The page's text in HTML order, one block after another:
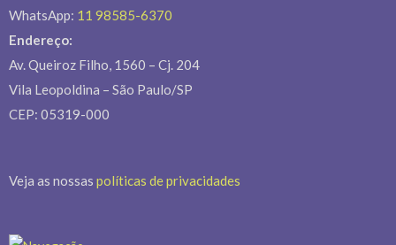
WhatsApp: 11 98585-6370
Endereço:
Av. Queiroz Filho, 1560 – Cj. 204
Vila Leopoldina – São Paulo/SP
CEP: 05319-000
Veja as nossas políticas de privacidades